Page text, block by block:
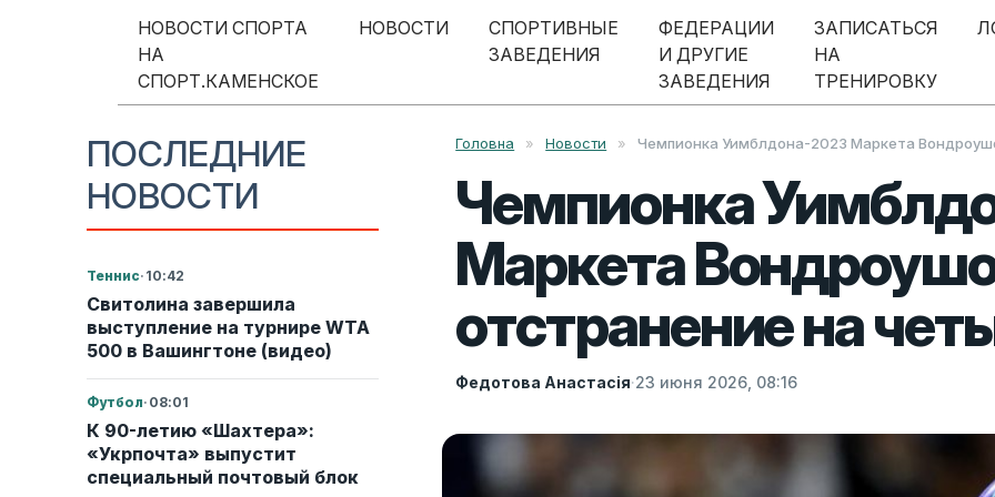
Перейти к содержимому
Меню навигации
НОВОСТИ СПОРТА
НА
СПОРТ.КАМЕНСКОЕ
НОВОСТИ
СПОРТИВНЫЕ
ЗАВЕДЕНИЯ
ФЕДЕРАЦИИ
И ДРУГИЕ
ЗАВЕДЕНИЯ
ЗАПИСАТЬСЯ
НА
ТРЕНИРОВКУ
ПОСЛЕДНИЕ
НОВОСТИ
Теннис· 10:42
Свитолина завершила
выступление на турнире WTA
500 в Вашингтоне (видео)
Футбол· 08:01
К 90-летию «Шахтера»:
«Укрпочта» выпустит
специальный почтовый блок
Головна » Новости » Чемпионка Уимблдона-2023 Маркета
Чемпионка
Маркета
отстранение на
Федотова Анастасія·23 июня 2026, 08:16